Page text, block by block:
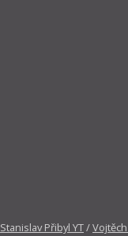
Stanislav Přibyl YT/